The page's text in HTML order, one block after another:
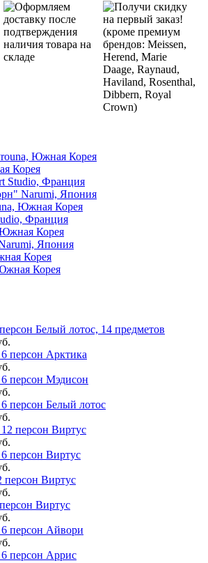
Оформляем
доставку после
подтверждения
наличия товара на
складе
Получи скидку
на первый заказ!
(кроме премиум
брендов: Meissen,
Herend, Marie
Daage, Raynaud,
Haviland, Rosenthal,
Dibbern, Royal
Crown)
Южная Корея
Корея
Studio, Франция
Narumi, Япония
Южная Корея
Франция
Корея
Япония
Корея
Корея
Белый лотос, 14 предметов
персон Арктика
персон Мэдисон
персон Белый лотос
персон Виртус
персон Виртус
персон Виртус
Виртус
персон Айвори
персон Аррис